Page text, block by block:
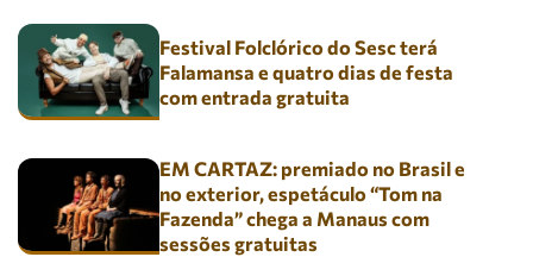
Festival Folclórico do Sesc terá
Falamansa e quatro dias de festa
com entrada gratuita
EM CARTAZ: premiado no Brasil e
no exterior, espetáculo “Tom na
Fazenda” chega a Manaus com
sessões gratuitas